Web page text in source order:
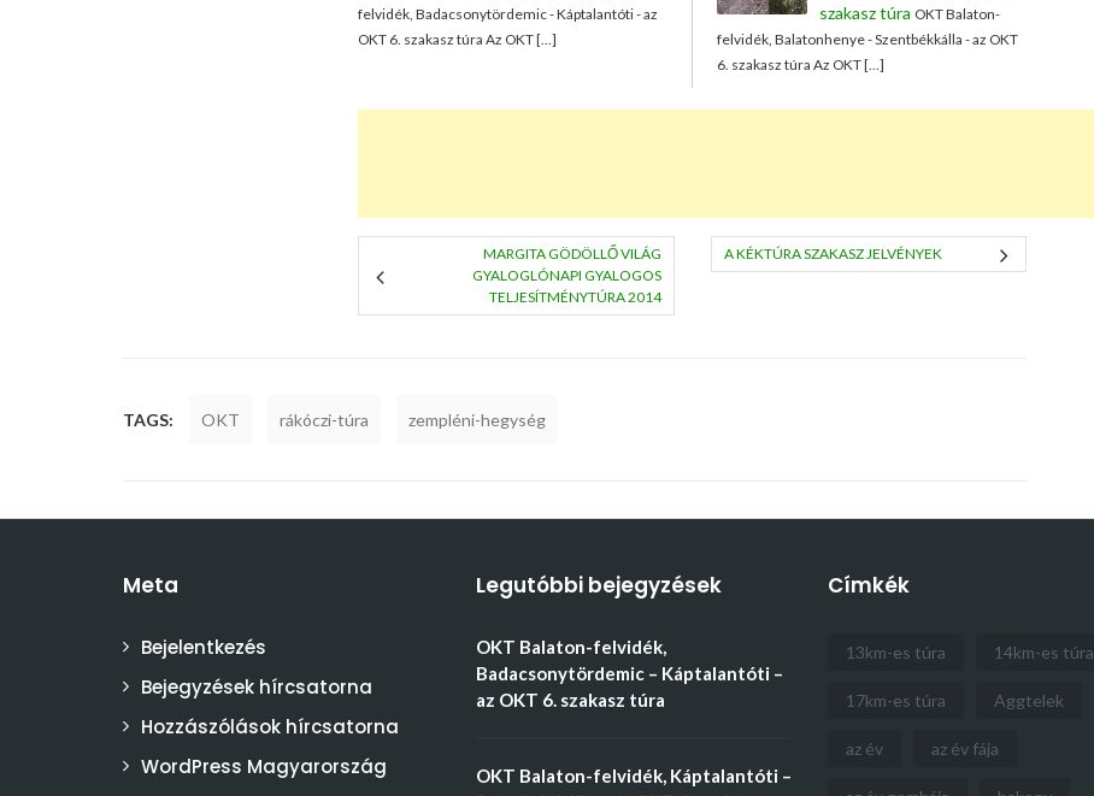
felvidék, Badacsonytördemic - Káptalantóti - az
OKT 6. szakasz túra Az OKT […]
szakasz túra OKT Balaton-
felvidék, Balatonhenye - Szentbékkálla - az OKT
6. szakasz túra Az OKT […]
MARGITA GÖDÖLLŐ VILÁG
GYALOGLÓNAPI GYALOGOS
TELJESÍTMÉNYTÚRA 2014
A KÉKTÚRA SZAKASZ JELVÉNYEK
TAGS: OKT rákóczi-túra zempléni-hegység
Meta
Bejelentkezés
Bejegyzések hírcsatorna
Hozzászólások hírcsatorna
WordPress Magyarország
Legutóbbi bejegyzések
OKT Balaton-felvidék,
Badacsonytördemic – Káptalantóti –
az OKT 6. szakasz túra
OKT Balaton-felvidék, Káptalantóti –
Címkék
13km-es túra 14km-es túra
17km-es túra Aggtelek
az év az év fája